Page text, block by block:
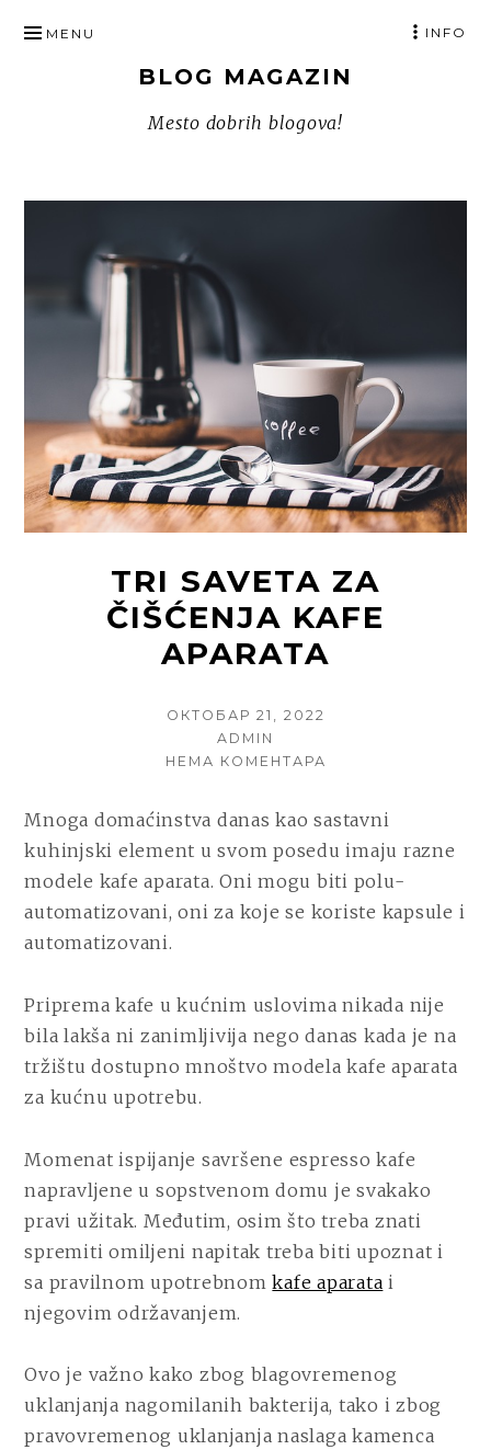
TO
BLOG MAGAZIN
Mesto dobrih blogova!
MENU INFO
TRI SAVETA ZA
ČIŠĆENJA KAFE
APARATA
POSTED
ОКТОБАР 21, 2022
AUTHOR
ADMIN
НЕМА КОМЕНТАРА
ZA
ČIŠĆENJA
KAFE
Mnoga domaćinstva danas kao sastavni
kuhinjski element u svom posedu imaju razne
modele kafe aparata. Oni mogu biti polu-
automatizovani, oni za koje se koriste kapsule i
automatizovani.
Priprema kafe u kućnim uslovima nikada nije
bila lakša ni zanimljivija nego danas kada je na
tržištu dostupno mnoštvo modela kafe aparata
za kućnu upotrebu.
Momenat ispijanje savršene espresso kafe
napravljene u sopstvenom domu je svakako
pravi užitak. Međutim, osim što treba znati
spremiti omiljeni napitak treba biti upoznat i
sa pravilnom upotrebnomkafe aparata i
njegovim održavanjem.
Ovo je važno kako zbog blagovremenog
uklanjanja nagomilanih bakterija, tako i zbog
pravovremenog uklanjanja naslaga kamenca